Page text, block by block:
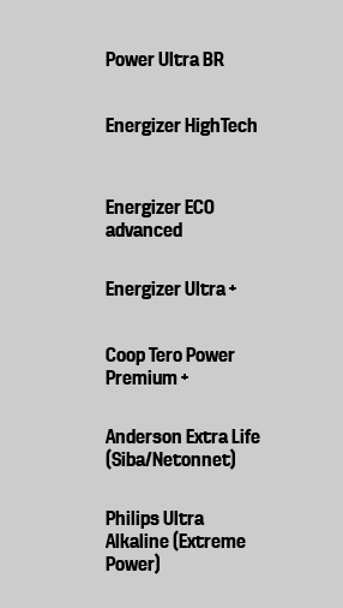
Power Ultra BR
Energizer HighTech
Energizer ECO
advanced
Energizer Ultra +
Coop Tero Power
Premium +
Anderson Extra Life
(Siba/Netonnet)
Philips Ultra
Alkaline (Extreme
Power)